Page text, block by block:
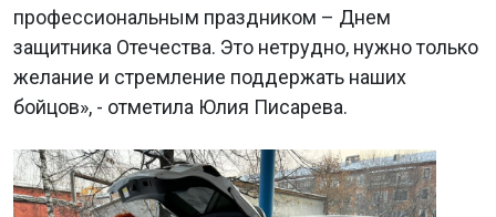
профессиональным праздником – Днем
защитника Отечества. Это нетрудно, нужно только
желание и стремление поддержать наших
бойцов», - отметила Юлия Писарева.